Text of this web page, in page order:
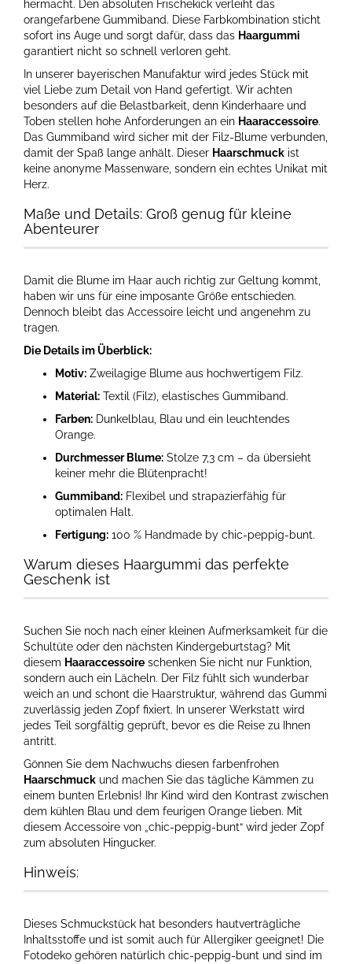
hermacht. Den absoluten Frischekick verleiht das
orangefarbene Gummiband. Diese Farbkombination sticht
sofort ins Auge und sorgt dafür, dass das Haargummi
garantiert nicht so schnell verloren geht.
In unserer bayerischen Manufaktur wird jedes Stück mit
viel Liebe zum Detail von Hand gefertigt. Wir achten
besonders auf die Belastbarkeit, denn Kinderhaare und
Toben stellen hohe Anforderungen an ein Haaraccessoire.
Das Gummiband wird sicher mit der Filz-Blume verbunden,
damit der Spaß lange anhält. Dieser Haarschmuck ist
keine anonyme Massenware, sondern ein echtes Unikat mit
Herz.
Maße und Details: Groß genug für kleine
Abenteurer
Damit die Blume im Haar auch richtig zur Geltung kommt,
haben wir uns für eine imposante Größe entschieden.
Dennoch bleibt das Accessoire leicht und angenehm zu
tragen.
Die Details im Überblick:
Motiv: Zweilagige Blume aus hochwertigem Filz.
Material: Textil (Filz), elastisches Gummiband.
Farben: Dunkelblau, Blau und ein leuchtendes
Orange.
Durchmesser Blume: Stolze 7,3 cm – da übersieht
keiner mehr die Blütenpracht!
Gummiband: Flexibel und strapazierfähig für
optimalen Halt.
Fertigung: 100 % Handmade by chic-peppig-bunt.
Warum dieses Haargummi das perfekte
Geschenk ist
Suchen Sie noch nach einer kleinen Aufmerksamkeit für die
Schultüte oder den nächsten Kindergeburtstag? Mit
diesem Haaraccessoire schenken Sie nicht nur Funktion,
sondern auch ein Lächeln. Der Filz fühlt sich wunderbar
weich an und schont die Haarstruktur, während das Gummi
zuverlässig jeden Zopf fixiert. In unserer Werkstatt wird
jedes Teil sorgfältig geprüft, bevor es die Reise zu Ihnen
antritt.
Gönnen Sie dem Nachwuchs diesen farbenfrohen
Haarschmuck und machen Sie das tägliche Kämmen zu
einem bunten Erlebnis! Ihr Kind wird den Kontrast zwischen
dem kühlen Blau und dem feurigen Orange lieben. Mit
diesem Accessoire von „chic-peppig-bunt“ wird jeder Zopf
zum absoluten Hingucker.
Hinweis:
Dieses Schmuckstück hat besonders hautverträgliche
Inhaltsstoffe und ist somit auch für Allergiker geeignet! Die
Fotodeko gehören natürlich chic-peppig-bunt und sind im